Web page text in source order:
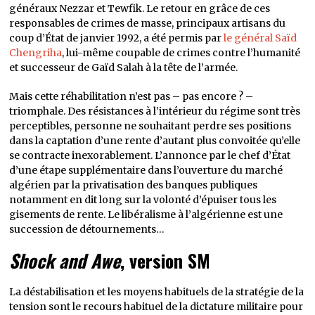
généraux Nezzar et Tewfik. Le retour en grâce de ces
responsables de crimes de masse, principaux artisans du
coup d’État de janvier 1992, a été permis parle général Saïd
Chengriha, lui-même coupable de crimes contre l’humanité
et successeur de Gaïd Salah à la tête de l’armée.
Mais cette réhabilitation n’est pas – pas encore ? –
triomphale. Des résistances à l’intérieur du régime sont très
perceptibles, personne ne souhaitant perdre ses positions
dans la captation d’une rente d’autant plus convoitée qu’elle
se contracte inexorablement. L’annonce par le chef d’État
d’une étape supplémentaire dans l’ouverture du marché
algérien par la privatisation des banques publiques
notamment en dit long sur la volonté d’épuiser tous les
gisements de rente. Le libéralisme à l’algérienne est une
succession de détournements…
Shock and Awe, version SM
La déstabilisation et les moyens habituels de la stratégie de la
tension sont le recours habituel de la dictature militaire pour